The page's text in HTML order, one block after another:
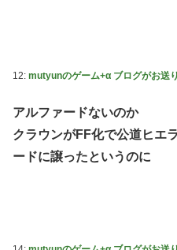
【朗報】山﨑愛生「けん
12: mutyunのゲーム+α ブログがお送り
アルファードないのか
クラウンがFF化で公道ヒエ
ードに譲ったというのに